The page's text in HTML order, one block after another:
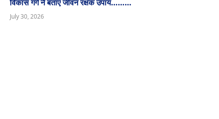
विकास गर्ग ने बताए जीवन रक्षक उपाय………
July 30, 2026